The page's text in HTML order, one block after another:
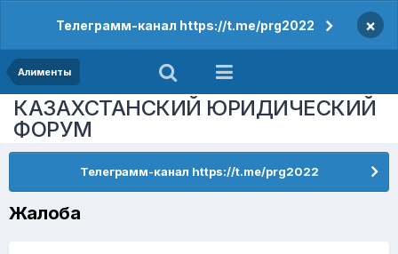
Телеграмм-канал https://t.me/prg2022 ×
Алименты
КАЗАХСТАНСКИЙ ЮРИДИЧЕСКИЙ
ФОРУМ
Телеграмм-канал https://t.me/prg2022
Жалоба